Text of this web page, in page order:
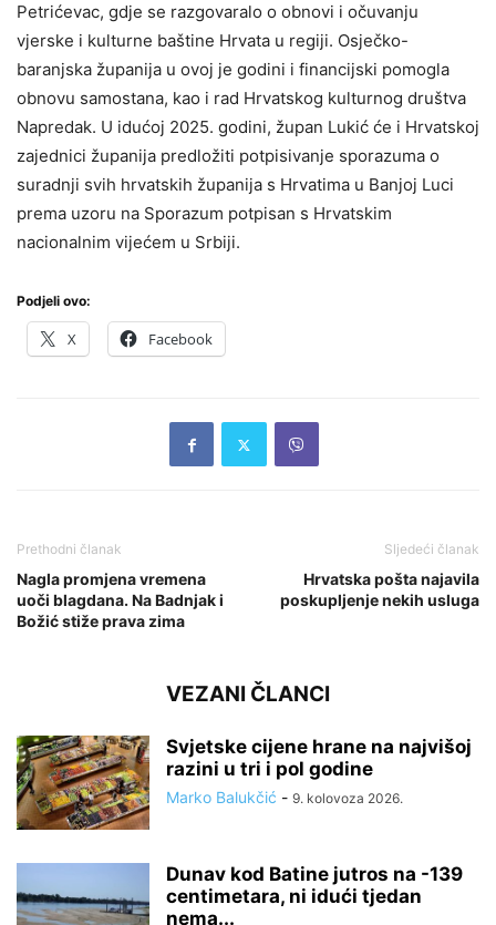
Petrićevac, gdje se razgovaralo o obnovi i očuvanju
vjerske i kulturne baštine Hrvata u regiji. Osječko-
baranjska županija u ovoj je godini i financijski pomogla
obnovu samostana, kao i rad Hrvatskog kulturnog društva
Napredak. U idućoj 2025. godini, župan Lukić će i Hrvatskoj
zajednici županija predložiti potpisivanje sporazuma o
suradnji svih hrvatskih županija s Hrvatima u Banjoj Luci
prema uzoru na Sporazum potpisan s Hrvatskim
nacionalnim vijećem u Srbiji.
Podjeli ovo:
X Facebook
Prethodni članak
Nagla promjena vremena
uoči blagdana. Na Badnjak i
Božić stiže prava zima
Sljedeći članak
Hrvatska pošta najavila
poskupljenje nekih usluga
VEZANI ČLANCI
Svjetske cijene hrane na najvišoj
razini u tri i pol godine
Marko Balukčić - 9. kolovoza 2026.
Dunav kod Batine jutros na -139
centimetara, ni idući tjedan
nema...